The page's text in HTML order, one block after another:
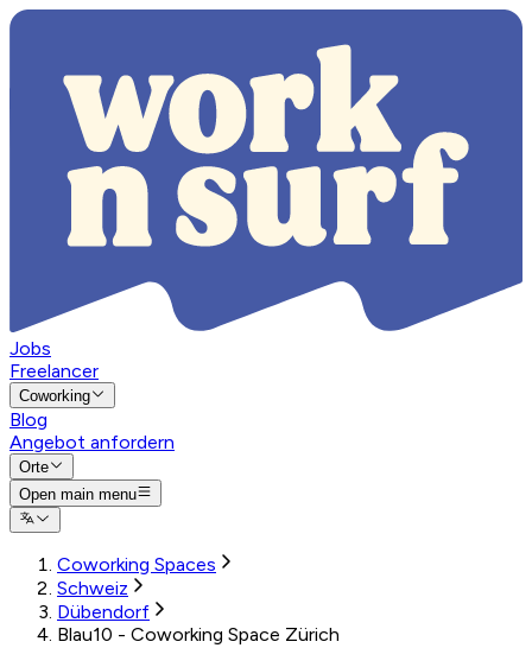
Jobs
Freelancer
Coworking
Blog
Angebot anfordern
Orte
Open main menu
Coworking Spaces
Schweiz
Dübendorf
Blau10 - Coworking Space Zürich